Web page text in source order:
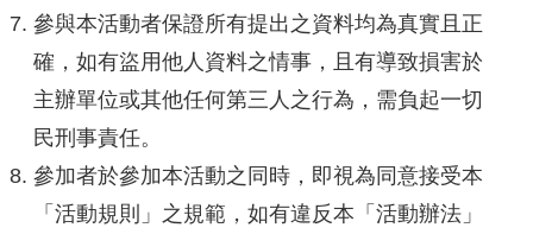
參與本活動者保證所有提出之資料均為真實且正
確，如有盜用他人資料之情事，且有導致損害於
主辦單位或其他任何第三人之行為，需負起一切
民刑事責任。
參加者於參加本活動之同時，即視為同意接受本
「活動規則」之規範，如有違反本「活動辦法」